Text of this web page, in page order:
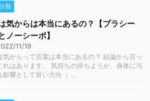
類
気からは本当にあるの？【プラシー
ノーシーボ】
11/19
気からって言葉は本当にあるの？ 結論から言っ
れはあります。 気持ちの持ちようが、身体に与
影響として良い方向（ ...